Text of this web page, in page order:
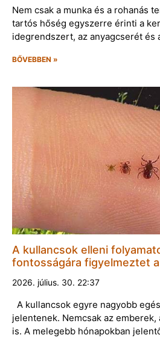
Nem csak a munka és a rohanás
tartós hőség egyszerre érinti a
idegrendszert, az anyagcserét és
BŐVEBBEN »
A kullancsok elleni
fontosságára figyelmeztet
2026. július. 30. 22:37
A kullancsok egyre nagyobb
jelentenek. Nemcsak az emberek,
is. A melegebb hónapokban